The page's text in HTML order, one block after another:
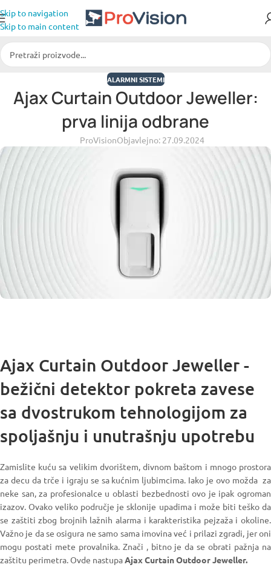
Skip to navigation
Skip to main content
ALARMNI SISTEMI
Ajax Curtain Outdoor Jeweller:
prva linija odbrane
ProVisionObjavlejno: 27.09.2024
Ajax Curtain Outdoor Jeweller -
bežični detektor pokreta zavese
sa dvostrukom tehnologijom za
spoljašnju i unutrašnju upotrebu
Zamislite kuću sa velikim dvorištem, divnom baštom i mnogo prostora
za decu da trče i igraju se sa kućnim ljubimcima. Iako je ovo možda za
neke san, za profesionalce u oblasti bezbednosti ovo je ipak ogroman
izazov. Ovako veliko područje je sklonije upadima i može biti teško da
se zaštiti zbog brojnih lažnih alarma i karakteristika pejzaža i okoline.
Važno je da se osigura ne samo sama imovina već i prilazi zgradi, jer oni
mogu postati mete provalnika. Znači , bitno je da se obrati pažnja na
zaštitu perimetra.Ovde nastupaAjaxCurtain Outdoor Jeweller.